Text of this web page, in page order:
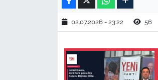
02.07.2026 - 23:22 56
KIRKLARELİ
ÇANAKKALE